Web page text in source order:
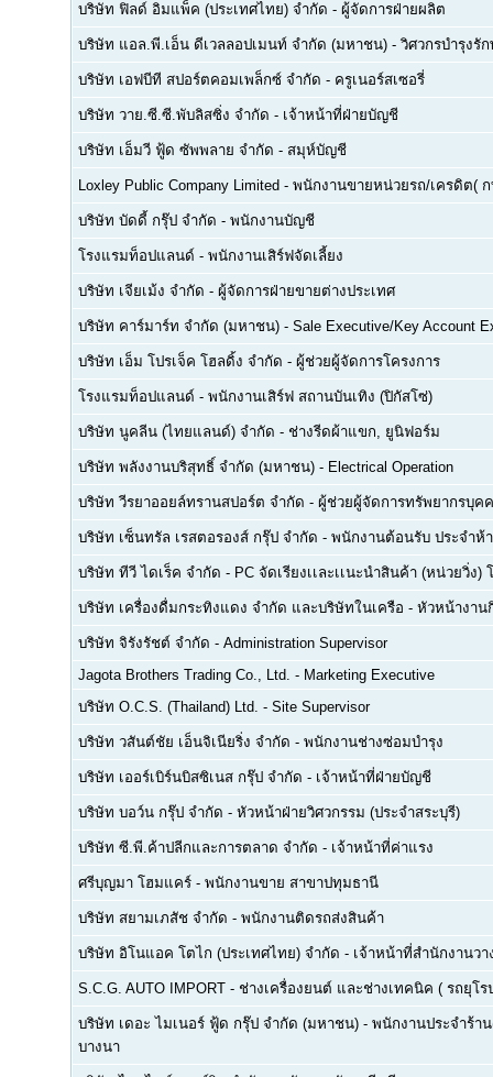
บริษัท ฟิลด์ อิมแพ็ค (ประเทศไทย) จำกัด - ผู้จัดการฝ่ายผลิต
บริษัท แอล.พี.เอ็น ดีเวลลอปเมนท์ จำกัด (มหาชน) - วิศวกรบำรุงรั
บริษัท เอฟบีที สปอร์ตคอมเพล็กซ์ จำกัด - ครูเนอร์สเซอรี่
บริษัท วาย.ซี.ซี.พับลิสซิ่ง จำกัด - เจ้าหน้าที่ฝ่ายบัญชี
บริษัท เอ็มวี ฟู้ด ซัพพลาย จำกัด - สมุห์บัญชี
Loxley Public Company Limited - พนักงานขายหน่วยรถ/เครดิต(
บริษัท บัดดี้ กรุ๊ป จำกัด - พนักงานบัญชี
โรงแรมท็อปแลนด์ - พนักงานเสิร์ฟจัดเลี้ยง
บริษัท เจียเม้ง จำกัด - ผู้จัดการฝ่ายขายต่างประเทศ
บริษัท คาร์มาร์ท จำกัด (มหาชน) - Sale Executive/Key Account
บริษัท เอ็ม โปรเจ็ค โฮลดิ้ง จำกัด - ผู้ช่วยผู้จัดการโครงการ
โรงแรมท็อปแลนด์ - พนักงานเสิร์ฟ สถานบันเทิง (ปิกัสโซ่)
บริษัท นูคลีน (ไทยแลนด์) จำกัด - ช่างรีดผ้าแขก, ยูนิฟอร์ม
บริษัท พลังงานบริสุทธิ์ จำกัด (มหาชน) - Electrical Operation
บริษัท วีรยาออยล์ทรานสปอร์ต จำกัด - ผู้ช่วยผู้จัดการทรัพยากรบุค
บริษัท เซ็นทรัล เรสตอรองส์ กรุ๊ป จำกัด - พนักงานต้อนรับ ประจำห้
บริษัท ทีวี ไดเร็ค จำกัด - PC จัดเรียงเเละเเนะนำสินค้า (หน่วยวิ่ง
บริษัท เครื่องดื่มกระทิงแดง จำกัด และบริษัทในเครือ - หัวหน้างาน
บริษัท จิรังรัชต์ จำกัด - Administration Supervisor
Jagota Brothers Trading Co., Ltd. - Marketing Executive
บริษัท O.C.S. (Thailand) Ltd. - Site Supervisor
บริษัท วสันต์ชัย เอ็นจิเนียริ่ง จำกัด - พนักงานช่างซ่อมบำรุง
บริษัท เออร์เบิร์นบิสซิเนส กรุ๊ป จำกัด - เจ้าหน้าที่ฝ่ายบัญชี
บริษัท บอว์น กรุ๊ป จำกัด - หัวหน้าฝ่ายวิศวกรรม (ประจำสระบุรี)
บริษัท ซี.พี.ค้าปลีกและการตลาด จำกัด - เจ้าหน้าที่ค่าแรง
ศรีบุญมา โฮมแคร์ - พนักงานขาย สาขาปทุมธานี
บริษัท สยามเภสัช จำกัด - พนักงานติดรถส่งสินค้า
บริษัท อิโนแอค โตไก (ประเทศไทย) จำกัด - เจ้าหน้าที่สำนักงานวา
S.C.G. AUTO IMPORT - ช่างเครื่องยนต์ และช่างเทคนิค ( รถยุโ
บริษัท เดอะ ไมเนอร์ ฟู้ด กรุ๊ป จำกัด (มหาชน) - พนักงานประจำร้า
บางนา